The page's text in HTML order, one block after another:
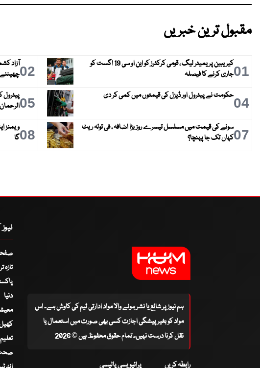
مقبول ترین خبریں
01
کیریبین پریمیئر لیگ ، قومی کرکٹرز کو این او سی 19 اگست کو
جاری کرنے کا فیصلہ
02آزاد
چھیننے
04حکومت نے پیٹرول اور ڈیزل کی قیمتوں میں کمی کر دی 05الرحمان
07سونے کی قیمت میں مسلسل تیسرے روز بڑا اضافہ ، فی تولہ ریٹ
کہاں تک جا پہنچا؟
08گا
ہم نیوز پر شائع یا نشر ہونے والا مواد ادارتی ٹیم کی کاوش ہے۔ اس
مواد کو بغیر پیشگی اجازت کسی بھی صورت میں استعمال یا
نقل کرنا درست نہیں۔ تمام حقوق محفوظ ہیں © 2026
رابطہ کریں پرائیویسی پالیسی
تازہ
دنیا
تعلیم